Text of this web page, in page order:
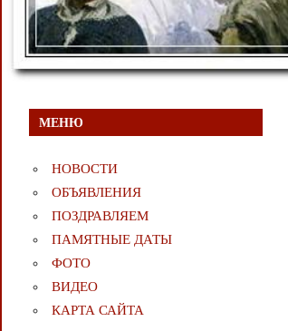
МЕНЮ
НОВОСТИ
ОБЪЯВЛЕНИЯ
ПОЗДРАВЛЯЕМ
ПАМЯТНЫЕ ДАТЫ
ФОТО
ВИДЕО
КАРТА САЙТА